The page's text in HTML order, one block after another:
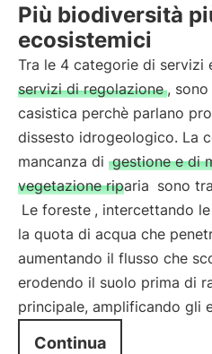
Più biodiversità
ecosistemici
Tra le 4 categorie di servizi
servizi di regolazione ,
casistica perchè parlano
dissesto idrogeologico. La
mancanza di gestione e di
vegetazione riparia sono
Le foreste , intercettando
la quota di acqua che
aumentando il flusso che
erodendo il suolo prima di
principale, amplificando gli
Continua